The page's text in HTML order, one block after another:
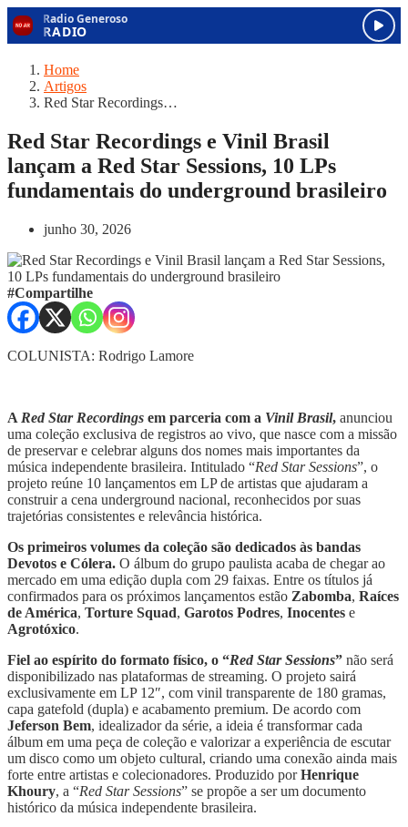
Home
Artigos
Red Star Recordings…
Red Star Recordings e Vinil Brasil
lançam a Red Star Sessions, 10 LPs
fundamentais do underground brasileiro
junho 30, 2026
#Compartilhe
COLUNISTA: Rodrigo Lamore
A Red Star Recordings em parceria com a Vinil Brasil, anunciou
uma coleção exclusiva de registros ao vivo, que nasce com a missão
de preservar e celebrar alguns dos nomes mais importantes da
música independente brasileira. Intitulado “Red Star Sessions”, o
projeto reúne 10 lançamentos em LP de artistas que ajudaram a
construir a cena underground nacional, reconhecidos por suas
trajetórias consistentes e relevância histórica.
Os primeiros volumes da coleção são dedicados às bandas
Devotos e Cólera. O álbum do grupo paulista acaba de chegar ao
mercado em uma edição dupla com 29 faixas. Entre os títulos já
confirmados para os próximos lançamentos estão Zabomba, Raíces
de América, Torture Squad, Garotos Podres, Inocentes e
Agrotóxico.
Fiel ao espírito do formato físico, o “Red Star Sessions” não será
disponibilizado nas plataformas de streaming. O projeto sairá
exclusivamente em LP 12″, com vinil transparente de 180 gramas,
capa gatefold (dupla) e acabamento premium. De acordo com
Jeferson Bem, idealizador da série, a ideia é transformar cada
álbum em uma peça de coleção e valorizar a experiência de escutar
um disco como um objeto cultural, criando uma conexão ainda mais
forte entre artistas e colecionadores. Produzido porHenrique
Khoury, a “Red Star Sessions” se propõe a ser um documento
histórico da música independente brasileira.